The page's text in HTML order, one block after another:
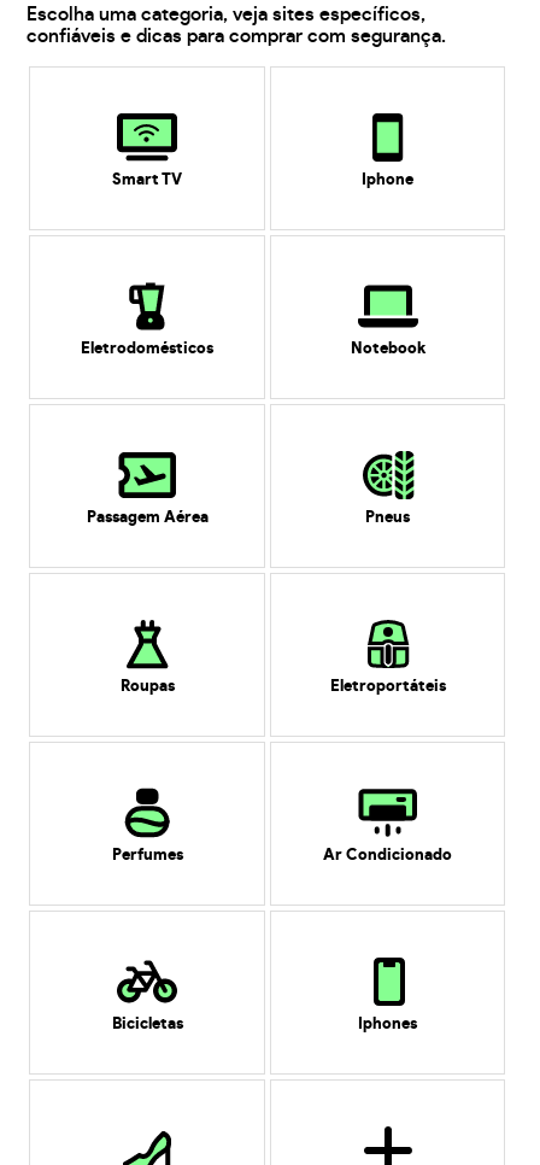
Escolha uma categoria, veja sites específicos,
confiáveis e dicas para comprar com segurança.
Smart TV Iphone
Eletrodomésticos Notebook
Passagem Aérea Pneus
Roupas Eletroportáteis
Perfumes Ar Condicionado
Bicicletas Iphones